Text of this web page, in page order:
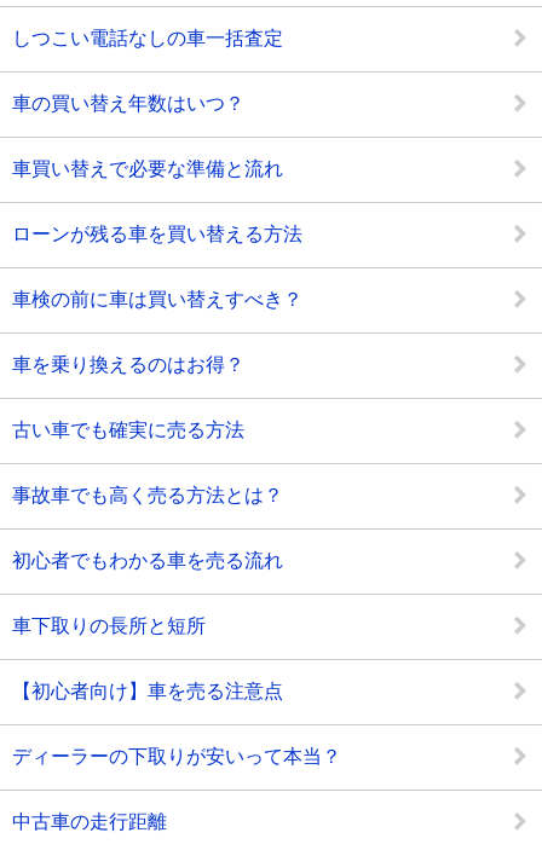
しつこい電話なしの車一括査定
車の買い替え年数はいつ？
車買い替えで必要な準備と流れ
ローンが残る車を買い替える方法
車検の前に車は買い替えすべき？
車を乗り換えるのはお得？
古い車でも確実に売る方法
事故車でも高く売る方法とは？
初心者でもわかる車を売る流れ
車下取りの長所と短所
【初心者向け】車を売る注意点
ディーラーの下取りが安いって本当？
中古車の走行距離